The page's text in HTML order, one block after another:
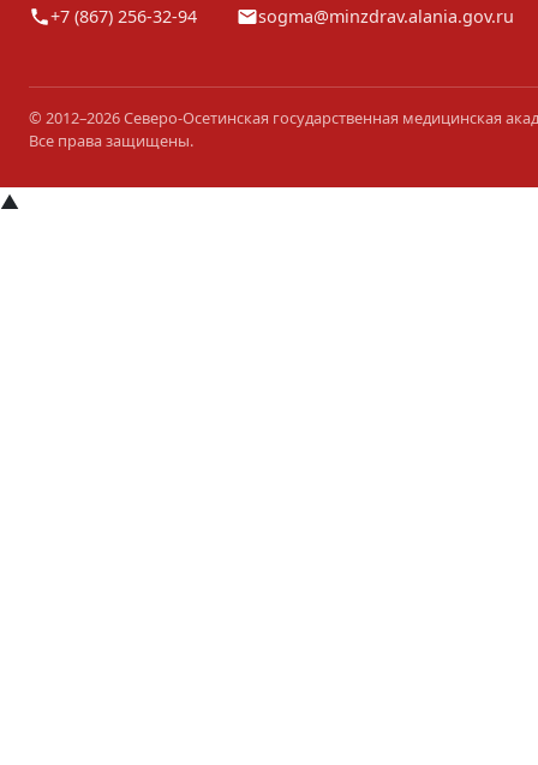
+7 (867) 256-32-94 sogma@minzdrav.alania.gov.ru
© 2012–2026 Северо-Осетинская государственная медицинская
Все права защищены.
▲